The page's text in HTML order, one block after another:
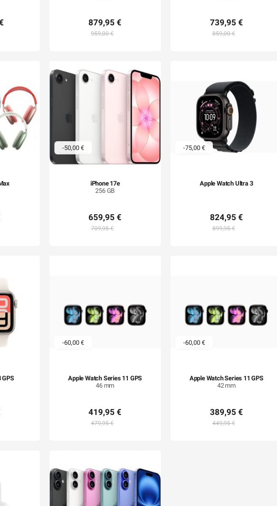
879,95 €
959,00 €
739,95 €
859,00 €
-50,00 €
iPhone 17e
256 GB
659,95 €
709,95 €
-75,00 €
Apple Watch Ultra 3
824,95 €
899,95 €
GPS
-60,00 €
Apple Watch Series 11 GPS
46 mm
419,95 €
479,95 €
-60,00 €
Apple Watch Series 11 GPS
42 mm
389,95 €
449,95 €